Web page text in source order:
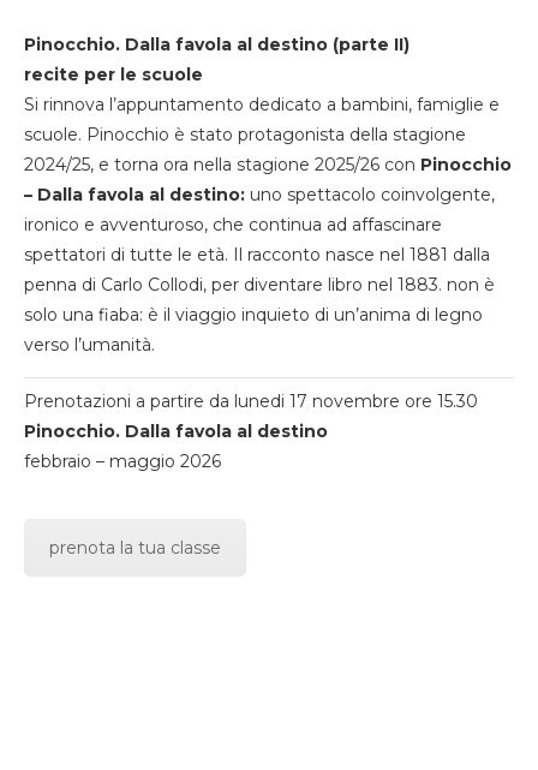
Pinocchio. Dalla favola al destino (parte II)
recite per le scuole
Si rinnova l’appuntamento dedicato a bambini, famiglie e
scuole. Pinocchio è stato protagonista della stagione
2024/25, e torna ora nella stagione 2025/26 con Pinocchio
– Dalla favola al destino: uno spettacolo coinvolgente,
ironico e avventuroso, che continua ad affascinare
spettatori di tutte le età. Il racconto nasce nel 1881 dalla
penna di Carlo Collodi, per diventare libro nel 1883. non è
solo una fiaba: è il viaggio inquieto di un’anima di legno
verso l’umanità.
Prenotazioni a partire da lunedi 17 novembre ore 15.30
Pinocchio. Dalla favola al destino
febbraio – maggio 2026
prenota la tua classe